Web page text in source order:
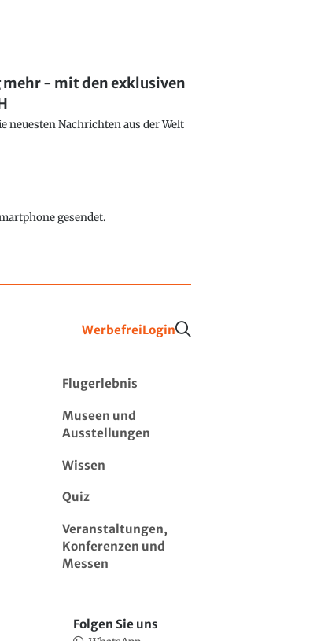
mehr - mit den exklusiven
neuesten Nachrichten aus der Welt
gesendet.
WerbefreiLogin
Flugerlebnis
Museen und
Ausstellungen
Wissen
Quiz
Veranstaltungen,
Konferenzen und
Messen
Folgen Sie uns